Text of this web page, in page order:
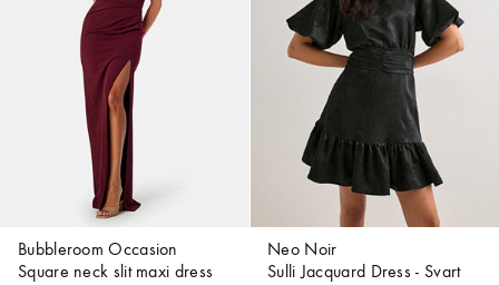
Bubbleroom Occasion
Square neck slit maxi dress
Neo Noir
Sulli Jacquard Dress - Svart